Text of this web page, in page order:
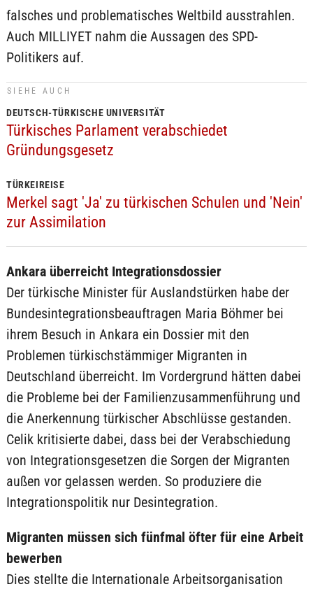
falsches und problematisches Weltbild ausstrahlen.
Auch MILLIYET nahm die Aussagen des SPD-
Politikers auf.
SIEHE AUCH
DEUTSCH-TÜRKISCHE UNIVERSITÄT
Türkisches Parlament verabschiedet
Gründungsgesetz
TÜRKEIREISE
Merkel sagt 'Ja' zu türkischen Schulen und 'Nein'
zur Assimilation
Ankara überreicht Integrationsdossier
Der türkische Minister für Auslandstürken habe der
Bundesintegrationsbeauftragen Maria Böhmer bei
ihrem Besuch in Ankara ein Dossier mit den
Problemen türkischstämmiger Migranten in
Deutschland überreicht. Im Vordergrund hätten dabei
die Probleme bei der Familienzusammenführung und
die Anerkennung türkischer Abschlüsse gestanden.
Celik kritisierte dabei, dass bei der Verabschiedung
von Integrationsgesetzen die Sorgen der Migranten
außen vor gelassen werden. So produziere die
Integrationspolitik nur Desintegration.
Migranten müssen sich fünfmal öfter für eine Arbeit
bewerben
Dies stellte die Internationale Arbeitsorganisation